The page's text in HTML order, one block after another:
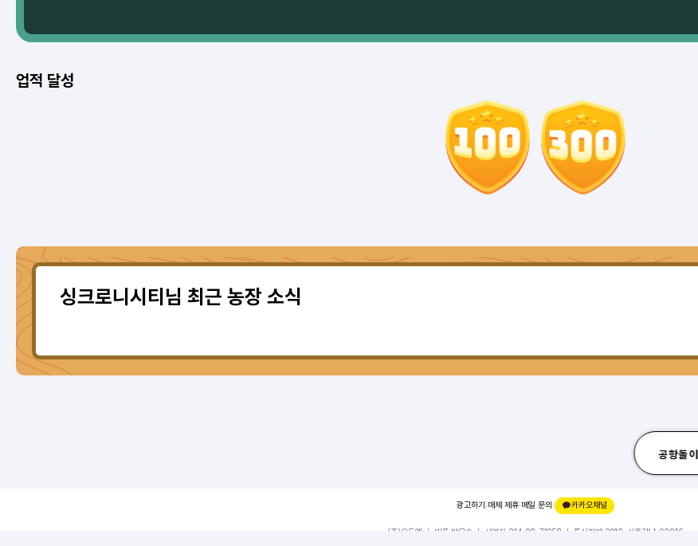
업적 달성
싱크로니시티님 최근 농장 소식
공항돌이
광고하기 매체 제휴 메일 문의 | 카카오채널
(주)오드엠 ㅣ 대표 박무순 ㅣ 사업자 214-88-71058 ㅣ 통신판매 2012-서울강남-02916